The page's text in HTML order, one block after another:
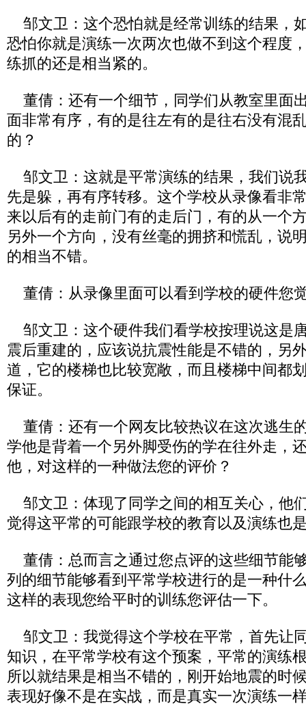
邹文卫：这个恐怕就是经常训练的结果，
恐怕你就是演练一次两次也做不到这个程度
练抓的还是相当紧的。
董倩：还有一个细节，同学们从教室里面
面非常有序，有的是往左有的是往右没有混
的？
邹文卫：这就是平常演练的结果，我们说
先是躲，再有序转移。这个学校从录像看非
来以后有的走前门有的走后门，有的从一个
另外一个方向，没有丝毫的拥挤和慌乱，说
的相当不错。
董倩：从录像里面可以看到学校的硬件您
邹文卫：这个硬件我们看学校按理说这是
震后重建的，应该说抗震性能是不错的，另
道，它的楼梯也比较宽敞，而且楼梯中间都
保证。
董倩：还有一个网友比较热议在这次逃生
学他是背着一个另外脚受伤的学在往外走，
他，对这样的一种做法您的评价？
邹文卫：体现了同学之间的相互关心，他
觉得这平常的可能跟学校的教育以及演练也
董倩：总而言之通过您点评的这些细节能
列的细节能够看到平常学校进行的是一种什
这样的表现您给平时的训练您评估一下。
邹文卫：我觉得这个学校在平常，首先让
知识，在平常学校有这个预案，平常的演练
所以就结果是相当不错的，刚开始地震的时
表现好像不是在实战，而是真实一次演练一